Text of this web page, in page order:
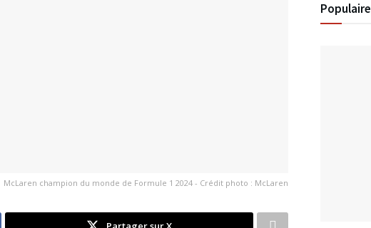
McLaren champion du monde de Formule 1 2024 - Crédit photo : McLaren
Populaire